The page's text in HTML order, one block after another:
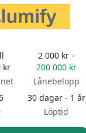
kr
2 000 kr -
200 000 kr
Lånebelopp
30 dagar - 1 år
Löptid